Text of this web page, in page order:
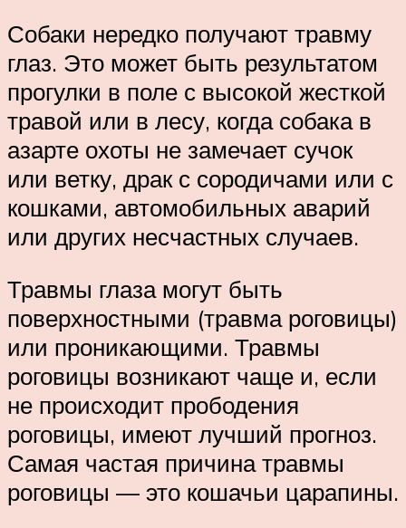
Собаки нередко получают травму
глаз. Это может быть результатом
прогулки в поле с высокой жесткой
травой или в лесу, когда собака в
азарте охоты не замечает сучок
или ветку, драк с сородичами или с
кошками, автомобильных аварий
или других несчастных случаев.
Травмы глаза могут быть
поверхностными (травма роговицы)
или проникающими. Травмы
роговицы возникают чаще и, если
не происходит прободения
роговицы, имеют лучший прогноз.
Самая частая причина травмы
роговицы — это кошачьи царапины.